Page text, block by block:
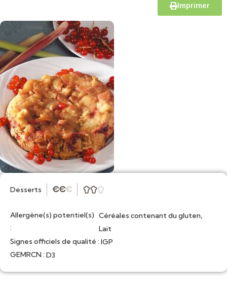
Imprimer
Desserts ★★★ 
Allergène(s) potentiel(s)
:
Céréales contenant du gluten,
Lait
Signes officiels de qualité : IGP
GEMRCN : D3